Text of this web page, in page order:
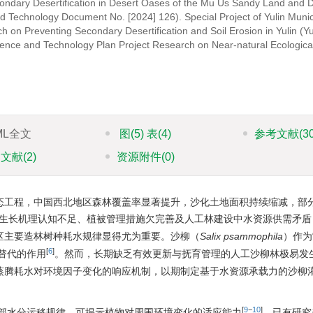
Desertification in Desert Oases of the Mu Us Sandy Land and
Document No. [2024] 126). Special Project of Yulin
Preventing Secondary Desertification and Soil Erosion in Yulin
and Technology Plan Project Research on Near-natural
全文 图 (5)表(4) 参考文献
献(2) 资源附件(0)
程，中国西北地区森林覆盖率显著提升，沙化土地面积持续缩减，部
长机理认知不足、植被管理措施欠完善及人工林建设中水资源供需矛
要造林树种耗水规律显得尤为重要。沙柳（Salix psammophila）作
代的作用[6]。然而，长期缺乏有效更新与抚育管理的人工沙柳林极易发
耗水对环境因子变化的响应机制，以期制定基于水资源承载力的沙柳
[9−10]